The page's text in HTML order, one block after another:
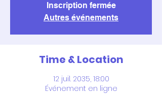
Inscription fermée
Autres événements
Time & Location
12 juil. 2035, 18:00
Événement en ligne